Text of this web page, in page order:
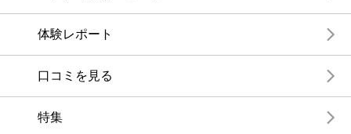
体験レポート
口コミを見る
特集